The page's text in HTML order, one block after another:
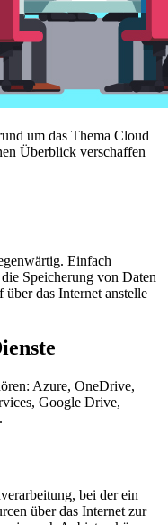
um das Thema Cloud
Überblick verschaffen
Einfach
Speicherung von Daten
das Internet anstelle
Azure, OneDrive,
Google Drive,
bei der ein
über das Internet zur